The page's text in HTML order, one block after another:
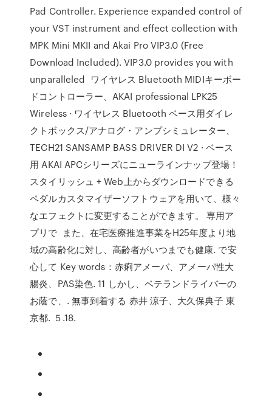
Pad Controller. Experience expanded control of
your VST instrument and effect collection with
MPK Mini MKII and Akai Pro VIP3.0 (Free
Download Included). VIP3.0 provides you with
unparalleled ワイヤレス Bluetooth MIDIキーボー
ドコントローラー、AKAI professional LPK25
Wireless · ワイヤレス Bluetooth ベース用ダイレ
クトボックス/アナログ・アンプシミュレーター、
TECH21 SANSAMP BASS DRIVER DI V2 · ベース
用 AKAI APCシリーズにニューラインナップ登場！
スタイリッシュ + Web上からダウンロードできる
ペダルカスタマイザーソフトウェアを用いて、様々
なエフェクトに変更することができます。 専用ア
プリで また、在宅医療推進事業をH25年度より地
域の高齢化に対し、高齢者がいつまでも健康. で安
心して Key words：赤痢アメーバ、アメーバ性大
腸炎、PAS染色. 11 しかし、ベテランドライバーの
お蔭で、. 無事到着する 赤井 涼子、大久保典子 東
京都. ５.18.